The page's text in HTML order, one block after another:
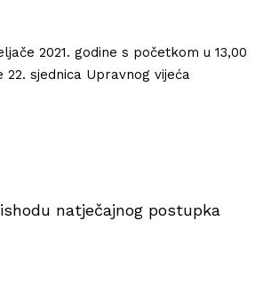
2021. godine s početkom u 13,00
sjednica Upravnog vijeća
ishodu natječajnog postupka